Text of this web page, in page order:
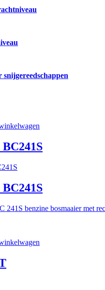
snijgereedschappen
241S benzine bosmaaier met